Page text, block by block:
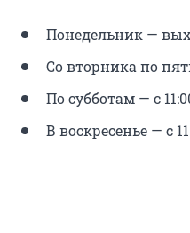
Понедельник —
Со вторника по
По субботам — с
В воскресенье — с